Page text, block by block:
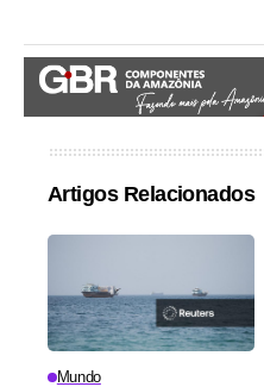
Artigos Relacionados
Mundo